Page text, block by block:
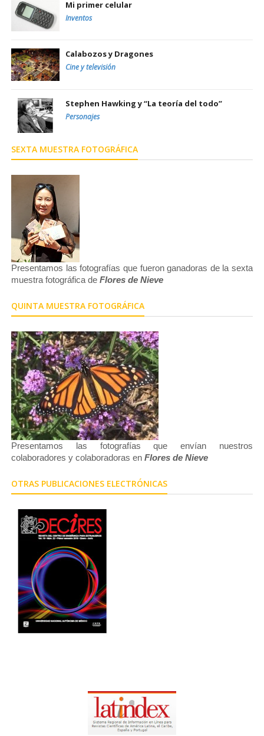
Mi primer celular
Inventos
Calabozos y Dragones
Cine y televisión
Stephen Hawking y “La teoría del todo”
Personajes
SEXTA MUESTRA FOTOGRÁFICA
Presentamos las fotografías que fueron ganadoras de la sexta
muestra fotográfica de Flores de Nieve
QUINTA MUESTRA FOTOGRÁFICA
Presentamos las fotografías que envían nuestros
colaboradores y colaboradoras en Flores de Nieve
OTRAS PUBLICACIONES ELECTRÓNICAS